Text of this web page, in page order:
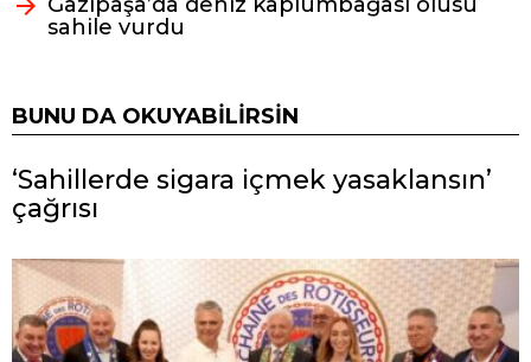
sahile vurdu
BUNU DA OKUYABILIRSIN
‘Sahillerde sigara içmek yasaklansın’
çağrısı